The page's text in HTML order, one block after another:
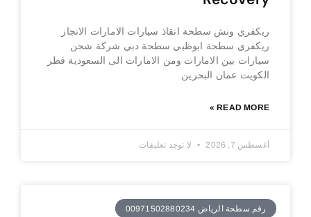
ريكفري ونش سطحة انقاذ سيارات الامارات الانجاز
ريكفري سطحة ابوظبي سطحة دبي شركة شحن
سيارات بين الامارات ومن الامارات الى السعودية قطر
الكويت عمان البحرين
READ MORE »
أغسطس 7, 2026 لا توجد تعليقات
رقم سطحة الرياض 00971502880234